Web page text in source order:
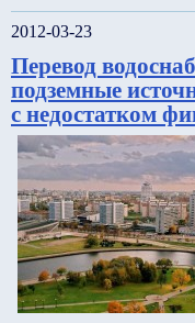
2012-03-23
Перевод
подземные
с недостатком